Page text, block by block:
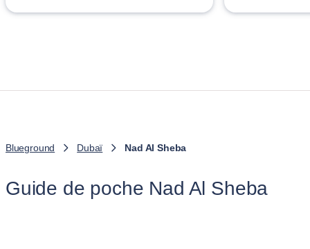
Blueground Dubaï Nad Al Sheba
Guide de poche Nad Al Sheba